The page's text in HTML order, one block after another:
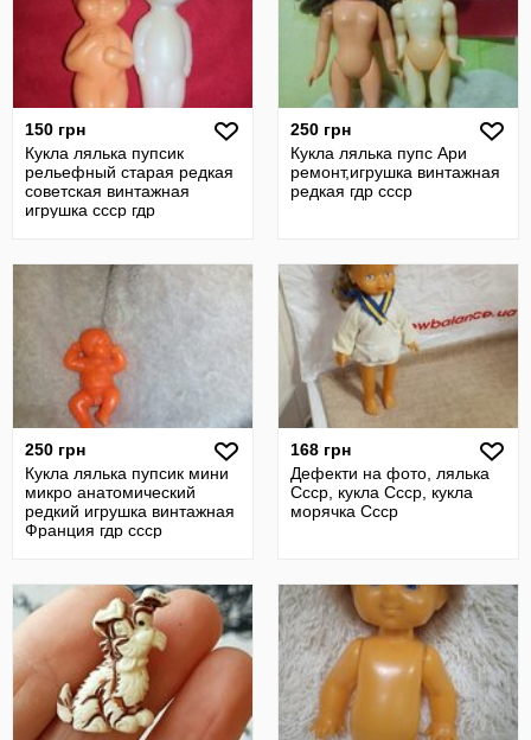
150 грн
Кукла лялька пупсик
рельефный старая редкая
советская винтажная
игрушка ссср гдр
250 грн
Кукла лялька пупс Ари
ремонт,игрушка винтажная
редкая гдр ссср
250 грн
Кукла лялька пупсик мини
микро анатомический
редкий игрушка винтажная
Франция гдр ссср
168 грн
Дефекти на фото, лялька
Ссср, кукла Ссср, кукла
морячка Ссср